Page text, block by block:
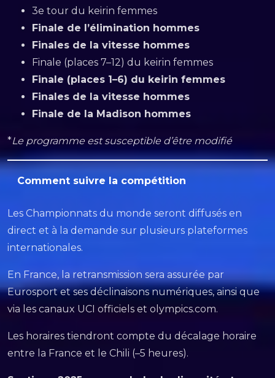
3e tour du keirin femmes
Finale de l’élimination hommes
Finales de la vitesse hommes
Finale (places 7–12) du keirin femmes
Finale (places 1–6) du keirin femmes
Finales de la vitesse hommes
Finale de la Madison hommes
*Le programme est susceptible d’être modifié
Comment suivre la compétition
Les Championnats du monde seront diffusés en
direct et à la demande sur plusieurs plateformes
internationales.
En France, la retransmission sera assurée par
Eurosport et ses déclinaisons numériques, ainsi que
via les canaux UCI officiels et olympics.com.
Les horaires tiendront compte du décalage horaire
entre la France et le Chili (–5 heures).